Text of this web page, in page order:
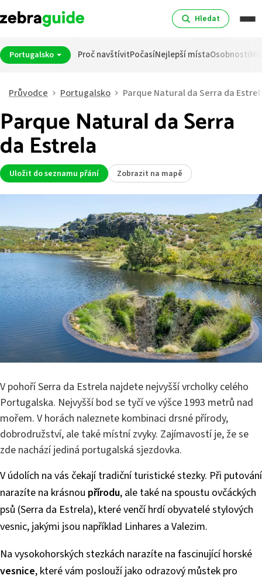
Hledat
Portugalsko Proč navštívitPočasíNejlepší místaOsobnosti
Průvodce Portugalsko Parque Natural da Serra da
Parque Natural da Serra
da Estrela
Uložit do seznamu přání Zobrazit na mapě
V pohoří Serra da Estrela najdete nejvyšší vrcholky celého
Portugalska. Nejvyšší bod se tyčí ve výšce 1993 metrů nad
mořem. V horách naleznete kombinaci drsné přírody,
dobrodružství, ale také místní zvyky. Zajímavostí je, že se
zde nachází jediná portugalská sjezdovka.
V údolích na vás čekají tradiční turistické stezky. Při putování
narazíte na krásnou přírodu, ale také na spoustu ovčáckých
psů (Serra da Estrela), které venčí hrdí obyvatelé stylových
vesnic, jakými jsou například Linhares a Valezim.
Na vysokohorských stezkách narazíte na fascinující horské
vesnice, které vám poslouží jako odrazový můstek pro